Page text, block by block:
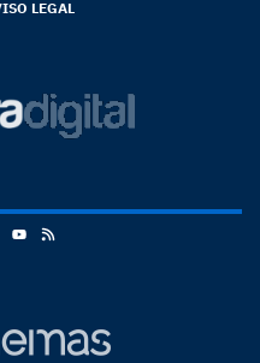
LEGAL